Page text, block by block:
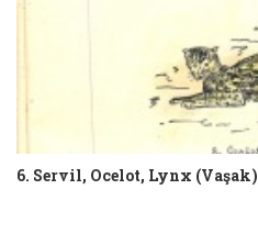
6. Servil, Ocelot, Lynx (Vaşak)